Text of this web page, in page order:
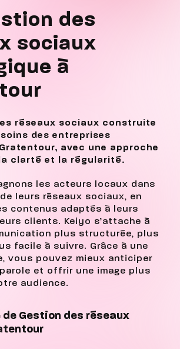
des
sociaux
à
réseaux sociaux construite
des entreprises
avec une approche
clarté et la régularité.
les acteurs locaux dans
leurs réseaux sociaux, en
contenus adaptés à leurs
clients. Keiyo s’attache à
plus structurée, plus
facile à suivre. Grâce à une
vous pouvez mieux anticiper
et offrir une image plus
audience.
Gestion des réseaux